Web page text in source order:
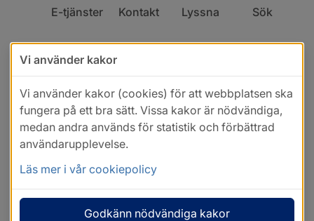
E-tjänster Kontakt Lyssna Sök
Vi använder kakor
Vi använder kakor (cookies) för att webbplatsen ska
fungera på ett bra sätt. Vissa kakor är nödvändiga,
medan andra används för statistik och förbättrad
användarupplevelse.
Läs mer i vår cookiepolicy
Godkänn nödvändiga kakor